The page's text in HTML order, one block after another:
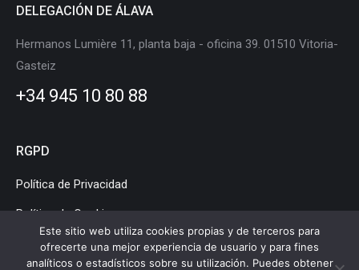
DELEGACIÓN DE ÁLAVA
Hermanos Lumière 11, planta baja - oficina 39. 01510 Vitoria-
Gasteiz
+34 945 10 80 88
RGPD
Política de Privacidad
Política de Cookies
Aviso Legal
Este sitio web utiliza cookies propias y de terceros para
ofrecerte una mejor experiencia de usuario y para fines
analíticos o estadísticos sobre su utilización. Puedes obtener